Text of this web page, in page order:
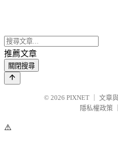
推薦文章
關閉搜尋
© 2026 PIXNET
文章
隱私權政策
⚠️